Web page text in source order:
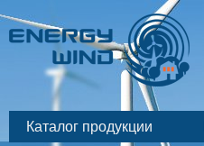
магазин
возобновляемой
бесперебойной
энергетики
Каталог продукции